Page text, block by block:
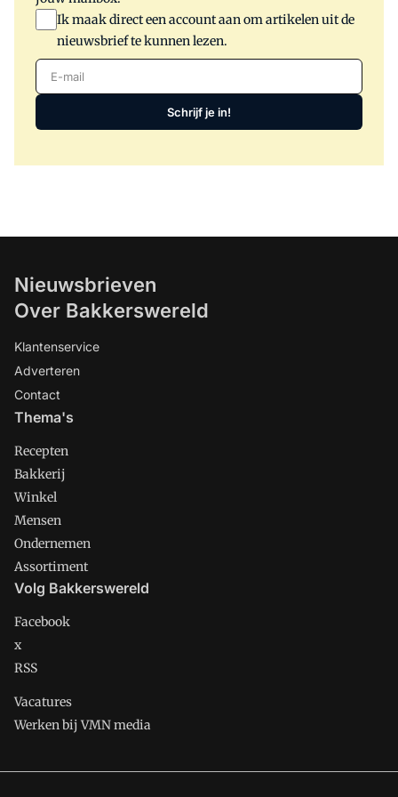
Ik maak direct een account aan om artikelen uit de
nieuwsbrief te kunnen lezen.
E-mail
Schrijf je in!
Nieuwsbrieven
Over Bakkerswereld
Klantenservice
Adverteren
Contact
Thema's
Recepten
Bakkerij
Winkel
Mensen
Ondernemen
Assortiment
Volg Bakkerswereld
Facebook
x
RSS
Vacatures
Werken bij VMN media